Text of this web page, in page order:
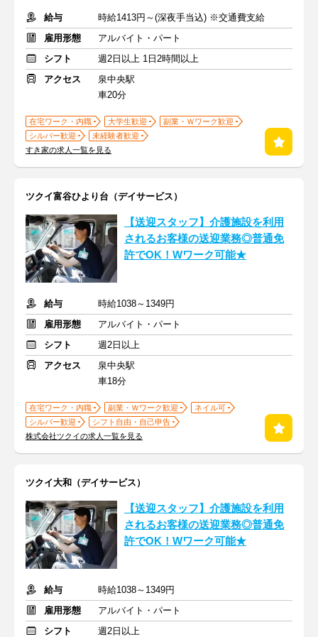
給与
時給1413円～(深夜手当込) ※交通費支給
雇用形態
アルバイト・パート
シフト
週2日以上 1日2時間以上
アクセス
泉中央駅
車20分
在宅ワーク・内職 大学生歓迎
副業・Ｗワーク歓迎
シルバー歓迎
未経験者歓迎
すき家の求人一覧を見る
ツクイ富谷ひより台（デイサービス）
【送迎スタッフ】介護施設を利用
されるお客様の送迎業務◎普通免
許でOK！Wワーク可能★
給与
時給1038～1349円
雇用形態
アルバイト・パート
シフト
週2日以上
アクセス
泉中央駅
車18分
在宅ワーク・内職 副業・Ｗワーク歓迎
ネイル可
シルバー歓迎
シフト自由・自己申告
株式会社ツクイの求人一覧を見る
ツクイ大和（デイサービス）
【送迎スタッフ】介護施設を利用
されるお客様の送迎業務◎普通免
許でOK！Wワーク可能★
給与
時給1038～1349円
雇用形態
アルバイト・パート
シフト
週2日以上